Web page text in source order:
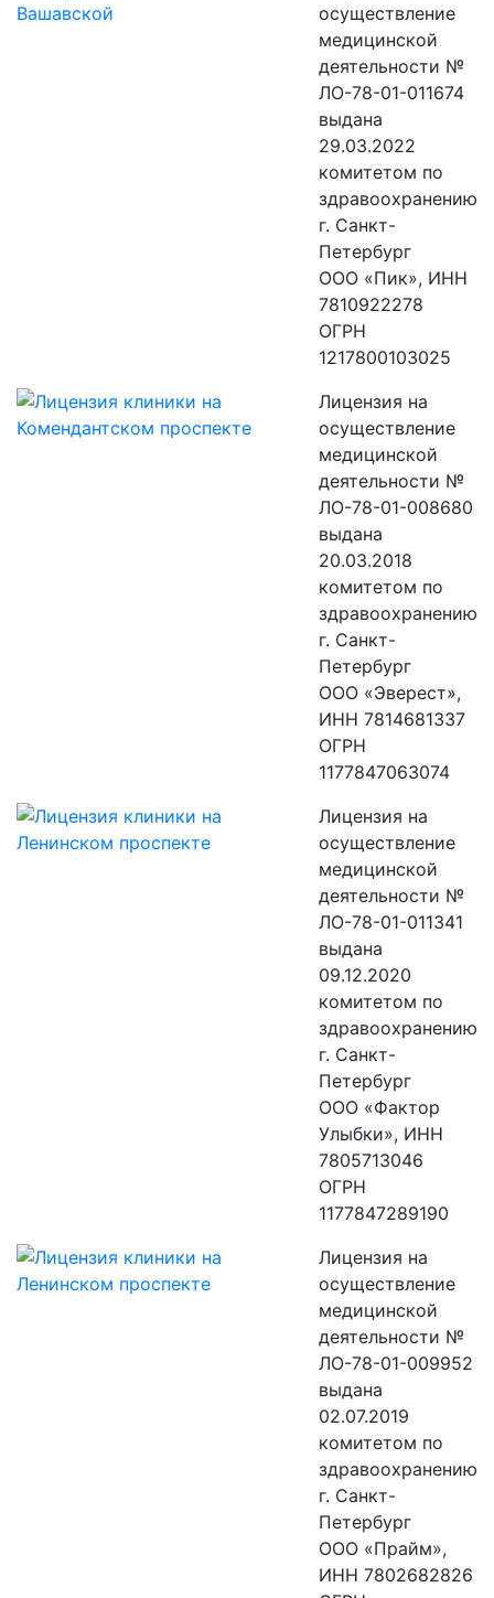
осуществление
медицинской
деятельности №
ЛО-78-01-011674
выдана
29.03.2022
комитетом по
здравоохранению
г. Санкт-
Петербург
ООО «Пик», ИНН
7810922278
ОГРН
1217800103025
Лицензия на
осуществление
медицинской
деятельности №
ЛО-78-01-008680
выдана
20.03.2018
комитетом по
здравоохранению
г. Санкт-
Петербург
ООО «Эверест»,
ИНН 7814681337
ОГРН
1177847063074
Лицензия на
осуществление
медицинской
деятельности №
ЛО-78-01-011341
выдана
09.12.2020
комитетом по
здравоохранению
г. Санкт-
Петербург
ООО «Фактор
Улыбки», ИНН
7805713046
ОГРН
1177847289190
Лицензия на
осуществление
медицинской
деятельности №
ЛО-78-01-009952
выдана
02.07.2019
комитетом по
здравоохранению
г. Санкт-
Петербург
ООО «Прайм»,
ИНН 7802682826